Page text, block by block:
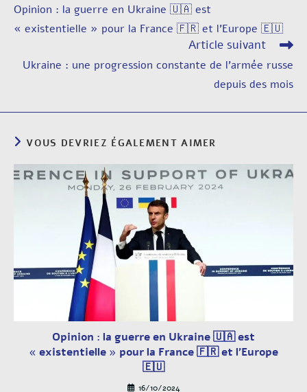
Opinion : la guerre en Ukraine 🇺🇦 est
« existentielle » pour la France 🇫🇷 et l’Europe 🇪🇺
Article suivant
Ukraine : une progression constante de l’armée russe
depuis des mois
VOUS DEVRIEZ ÉGALEMENT AIMER
Opinion : la guerre en Ukraine 🇺🇦 est
« existentielle » pour la France 🇫🇷 et l’Europe
🇪🇺
16/10/2024